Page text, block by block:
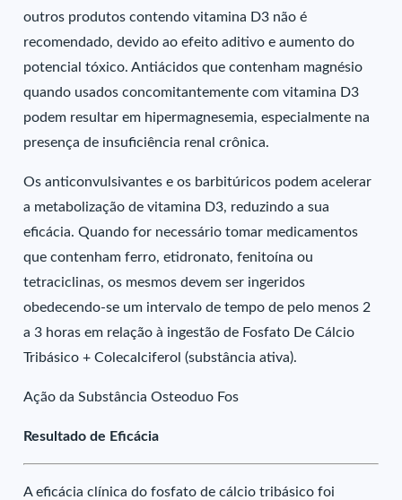
outros produtos contendo vitamina D3 não é
recomendado, devido ao efeito aditivo e aumento do
potencial tóxico. Antiácidos que contenham magnésio
quando usados concomitantemente com vitamina D3
podem resultar em hipermagnesemia, especialmente na
presença de insuficiência renal crônica.
Os anticonvulsivantes e os barbitúricos podem acelerar
a metabolização de vitamina D3, reduzindo a sua
eficácia. Quando for necessário tomar medicamentos
que contenham ferro, etidronato, fenitoína ou
tetraciclinas, os mesmos devem ser ingeridos
obedecendo-se um intervalo de tempo de pelo menos 2
a 3 horas em relação à ingestão de Fosfato De Cálcio
Tribásico + Colecalciferol (substância ativa).
Ação da Substância Osteoduo Fos
Resultado de Eficácia
A eficácia clínica do fosfato de cálcio tribásico foi